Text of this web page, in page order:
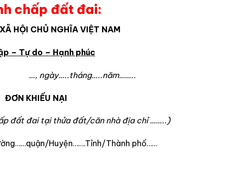
chấp đất đai:
HỘI CHỦ NGHĨA VIỆT NAM
– Tự do – Hạnh phúc
ĐƠN KHIẾU NẠI
đất đai tại thửa đất/căn nhà địa chỉ ……..)
Huyện…….Tỉnh/Thành phố……